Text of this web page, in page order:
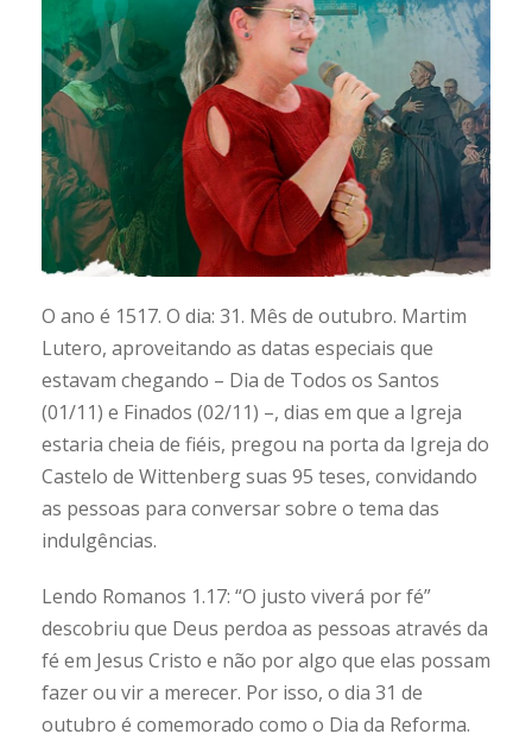
O ano é 1517. O dia: 31. Mês de outubro. Martim
Lutero, aproveitando as datas especiais que
estavam chegando – Dia de Todos os Santos
(01/11) e Finados (02/11) –, dias em que a Igreja
estaria cheia de fiéis, pregou na porta da Igreja do
Castelo de Wittenberg suas 95 teses, convidando
as pessoas para conversar sobre o tema das
indulgências.
Lendo Romanos 1.17: “O justo viverá por fé”
descobriu que Deus perdoa as pessoas através da
fé em Jesus Cristo e não por algo que elas possam
fazer ou vir a merecer. Por isso, o dia 31 de
outubro é comemorado como o Dia da Reforma.